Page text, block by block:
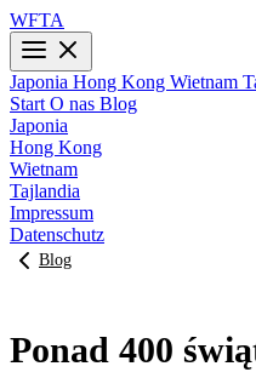
WFTA
Japonia Hong Kong Wietnam
Start O nas Blog
Japonia
Hong Kong
Wietnam
Tajlandia
Impressum
Datenschutz
Blog
Ponad 400